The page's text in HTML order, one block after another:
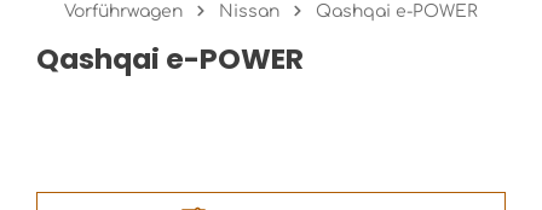
Vorführwagen Nissan Qashqai e-POWER
Qashqai e-POWER